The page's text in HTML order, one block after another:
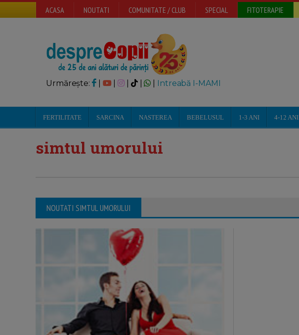
ACASA NOUTATI COMUNITATE / CLUB SPECIAL FITOTERAPIE
Urmărește: | | Intreabă I-MAMI
FERTILITATE SARCINA NASTEREA BEBELUSUL 1-3 ANI 4-12 ANI
simtul umorului
NOUTATI SIMTUL UMORULUI